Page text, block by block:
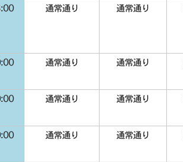
通常通り 通常通り
通常通り 通常通り
通常通り 通常通り
通常通り 通常通り